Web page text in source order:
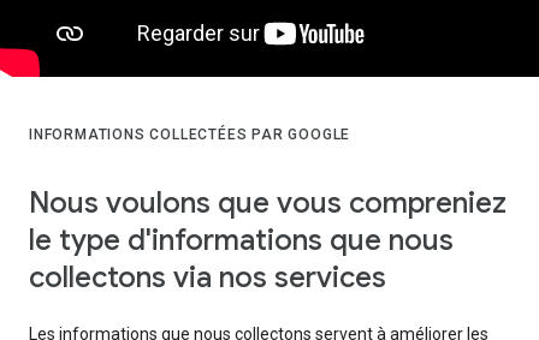
INFORMATIONS COLLECTÉES PAR GOOGLE
Nous voulons que vous compreniez
le type d'informations que nous
collectons via nos services
Les informations que nous collectons servent à améliorer les